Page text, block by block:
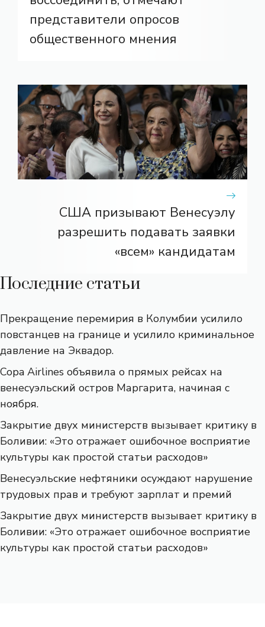
представители опросов
общественного мнения
США призывают Венесуэлу
разрешить подавать заявки
«всем» кандидатам
Последние статьи
Прекращение перемирия в Колумбии усилило
повстанцев на границе и усилило криминальное
давление на Эквадор.
Copa Airlines объявила о прямых рейсах на
венесуэльский остров Маргарита, начиная с
ноября.
Закрытие двух министерств вызывает критику в
Боливии: «Это отражает ошибочное восприятие
культуры как простой статьи расходов»
Венесуэльские нефтяники осуждают нарушение
трудовых прав и требуют зарплат и премий
Закрытие двух министерств вызывает критику в
Боливии: «Это отражает ошибочное восприятие
культуры как простой статьи расходов»